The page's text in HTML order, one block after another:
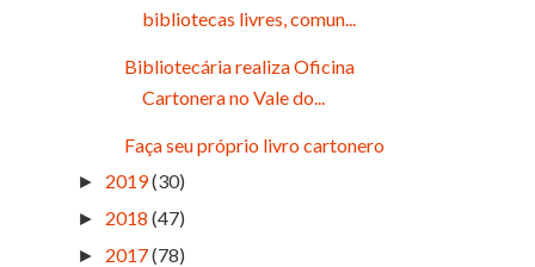
bibliotecas livres, comun...
Bibliotecária realiza Oficina
Cartonera no Vale do...
Faça seu próprio livro cartonero
► 2019(30)
► 2018 (47)
► 2017(78)